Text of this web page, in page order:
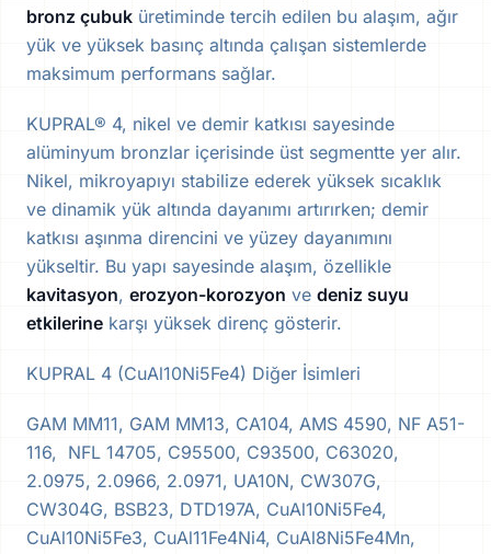
bronz çubuk üretiminde tercih edilen bu alaşım, ağır
yük ve yüksek basınç altında çalışan sistemlerde
maksimum performans sağlar.
KUPRAL® 4, nikel ve demir katkısı sayesinde
alüminyum bronzlar içerisinde üst segmentte yer alır.
Nikel, mikroyapıyı stabilize ederek yüksek sıcaklık
ve dinamik yük altında dayanımı artırırken; demir
katkısı aşınma direncini ve yüzey dayanımını
yükseltir. Bu yapı sayesinde alaşım, özellikle
kavitasyon, erozyon-korozyon ve deniz suyu
etkilerine karşı yüksek direnç gösterir.
KUPRAL 4 (CuAl10Ni5Fe4) Diğer İsimleri
GAM MM11, GAM MM13, CA104, AMS 4590, NF A51-
116, NFL 14705, C95500, C93500, C63020,
2.0975, 2.0966, 2.0971, UA10N, CW307G,
CW304G, BSB23, DTD197A, CuAl10Ni5Fe4,
CuAl10Ni5Fe3, CuAl11Fe4Ni4, CuAl8Ni5Fe4Mn,